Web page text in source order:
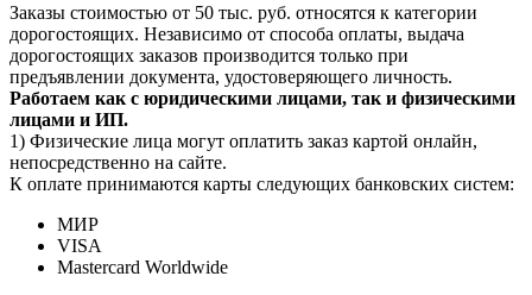
Заказы стоимостью от 50 тыс. руб. относятся к категории
дорогостоящих. Независимо от способа оплаты, выдача
дорогостоящих заказов производится только при
предъявлении документа, удостоверяющего личность.
Работаем как с юридическими лицами, так и физическими
лицами и ИП.
1) Физические лица могут оплатить заказ картой онлайн,
непосредственно на сайте.
К оплате принимаются карты следующих банковских систем:
МИР
VISA
Mastercard Worldwide